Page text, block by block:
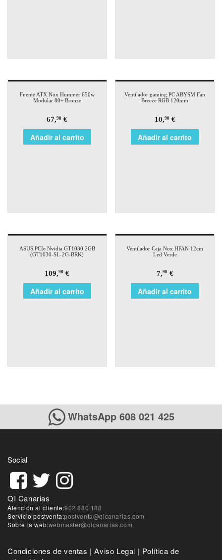
Fuente ATX Nox Hummer 650w
Modular 80+ Bronze
67,90 €
Añadir al carrito
Ventilador gaming PC ABYSM Fan
Breeze RGB 120mm
10,90€
Añadir al carrito
ASUS PCIe Nvidia GT1030 2GB
(GT1030-SL-2G-BRK)
109,90 €
Añadir al carrito
Ventilador Caja Nox HFAN 12cm
Led Verde
7,90€
Añadir al carrito
WhatsApp 608 021 425
Social
QI Canarias
Atención al cliente:902 880 188
Servicio postventa:postventa@qicanarias.com
Sobre la web:webmaster@qicanarias.com
Condiciones de ventas |Aviso Legal | Política de